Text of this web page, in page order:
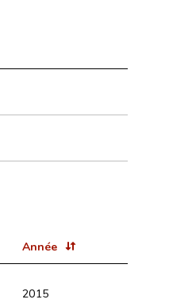
Année
2015